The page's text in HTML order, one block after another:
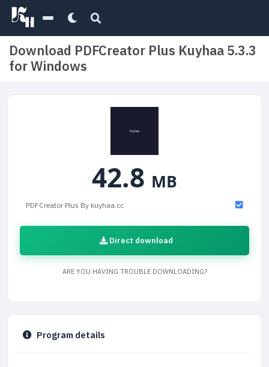
Download PDFCreator Plus Kuyhaa 5.3.3
for Windows
42.8 MB
PDFCreator Plus By kuyhaa.cc
Direct download
ARE YOU HAVING TROUBLE DOWNLOADING?
Program details